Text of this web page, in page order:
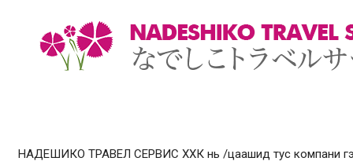
НАДЕШИКО ТРАВЕЛ СЕРВИС ХХК нь /цаашид тус компани